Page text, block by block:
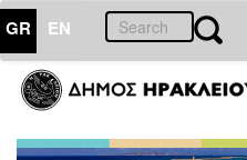
GR EN
ΕΠΙΚΑΙΡΟΤΗΤΑ
Τύπου